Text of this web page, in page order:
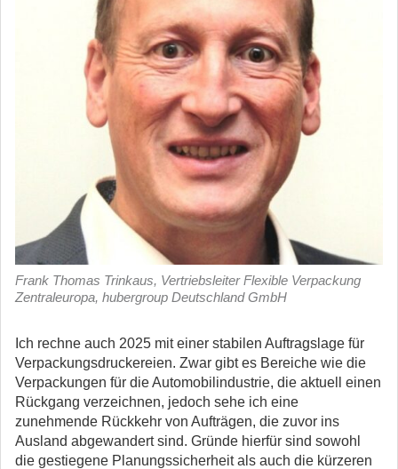
Frank Thomas Trinkaus, Vertriebsleiter Flexible Verpackung
Zentraleuropa, hubergroup Deutschland GmbH
Ich rechne auch 2025 mit einer stabilen Auftragslage für
Verpackungsdruckereien. Zwar gibt es Bereiche wie die
Verpackungen für die Automobilindustrie, die aktuell einen
Rückgang verzeichnen, jedoch sehe ich eine
zunehmende Rückkehr von Aufträgen, die zuvor ins
Ausland abgewandert sind. Gründe hierfür sind sowohl
die gestiegene Planungssicherheit als auch die kürzeren